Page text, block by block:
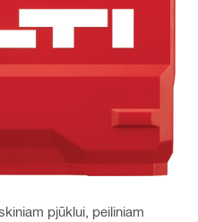
pjūklui, peiliniam